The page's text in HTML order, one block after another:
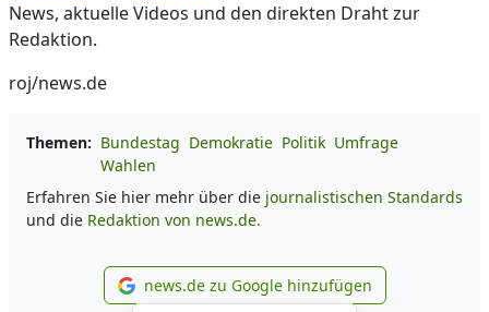
News, aktuelle Videos und den direkten Draht zur
Redaktion.
roj/news.de
Themen: Bundestag Demokratie Politik Umfrage
Wahlen
Erfahren Sie hier mehr über die journalistischen Standards
und die Redaktion von news.de.
news.de zu Google
news.de zu Google hinzufügen